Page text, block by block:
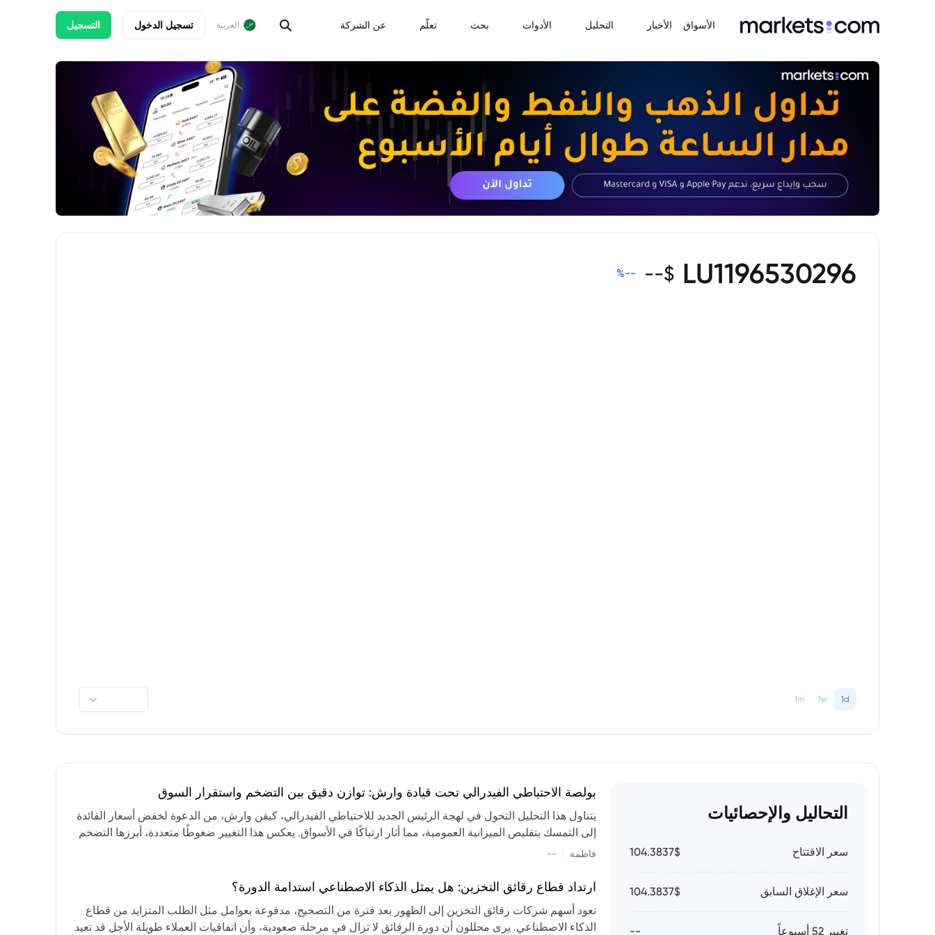
الأسواق الأخبار التحليل الأدوات بحث تعلّم عن الشركة العربية تسجيل الدخول التسجيل
LU1196530296
$
--
--
%
1d
1w
1m
التحاليل والإحصائيات
سعر الاقتتاح 104.3837$
سعر الإغلاق السابق 104.3837$
تغيير 52 أسبوعاً --
بولصة الاحتياطي الفيدرالي تحت قيادة وارش: توازن دقيق بين التضخم واستقرار السوق
يتناول هذا التحليل التحول في لهجة الرئيس الجديد للاحتياطي الفيدرالي، كيفن وارش، من الدعوة لخفض أسعار الفائدة
إلى التمسك بتقليص الميزانية العمومية، مما أثار ارتباكًا في الأسواق. يعكس هذا التغيير ضغوطًا متعددة، أبرزها التضخم
المستمر، والعجز المالي الكبير، والتوترات الجيوسياسية في الشرق الأوسط، التي تقيد خيارات خفض الفائدة أو خفض
وتجنب التدابير الاستفزازية التي قد تزعزع استقرار السوق.
فاطمة --
ارتداد قطاع رقائق التخزين: هل يمثل الذكاء الاصطناعي استدامة الدورة؟
تعود أسهم شركات رقائق التخزين إلى الظهور بعد فترة من التصحيح، مدفوعة بعوامل مثل الطلب المتزايد من قطاع
الذكاء الاصطناعي. يرى محللون أن دورة الرقائق لا تزال في مرحلة صعودية، وأن اتفاقيات العملاء طويلة الأجل قد تعيد